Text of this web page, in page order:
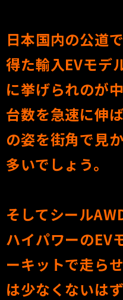
日本国内の公道
得た輸入EVモデ
に挙げられのが
台数を急速に伸
の姿を街角で見
多いでしょう。
そしてシール
ハイパワーのEV
ーキットで走ら
は少なくないは